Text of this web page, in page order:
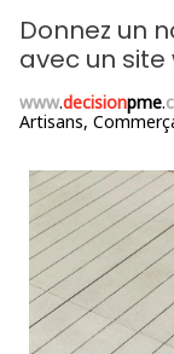
Donnez un
avec un site
www.decisionpme.
Artisans,